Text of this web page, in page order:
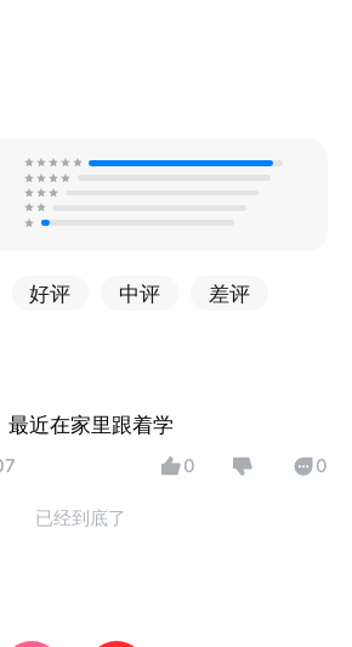
好评 中评 差评
最近在家里跟着学
0 0
已经到底了